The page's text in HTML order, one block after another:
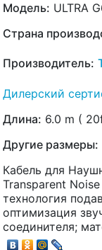
Модель: ULTRA
Страна
Производитель:
Дилерский
Длина: 6.0 m (
Другие размеры:
Кабель для
Transparent
технология
оптимизация
соединителя;